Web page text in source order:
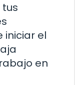
iniciar el
en